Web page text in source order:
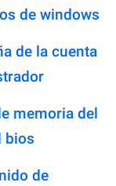
de windows
de la cuenta
memoria del
bios
de